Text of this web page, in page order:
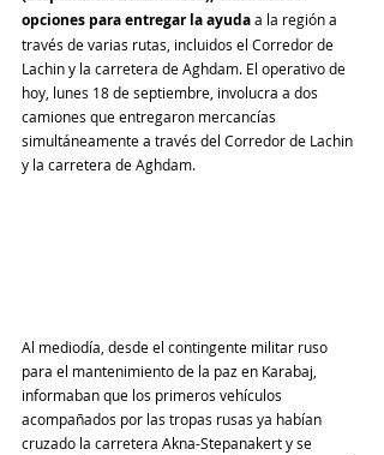
opciones para entregar la ayuda a la región a
través de varias rutas, incluidos el Corredor de
Lachin y la carretera de Aghdam. El operativo de
hoy, lunes 18 de septiembre, involucra a dos
camiones que entregaron mercancías
simultáneamente a través del Corredor de Lachin
y la carretera de Aghdam.
Al mediodía, desde el contingente militar ruso
para el mantenimiento de la paz en Karabaj,
informaban que los primeros vehículos
acompañados por las tropas rusas ya habían
cruzado la carretera Akna-Stepanakert y se